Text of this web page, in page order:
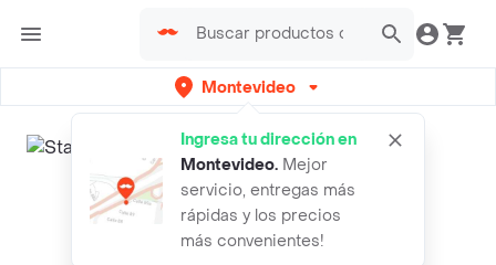
Montevideo
Ingresa tu dirección en
Montevideo. Mejor
servicio, entregas más
rápidas y los precios
más convenientes!